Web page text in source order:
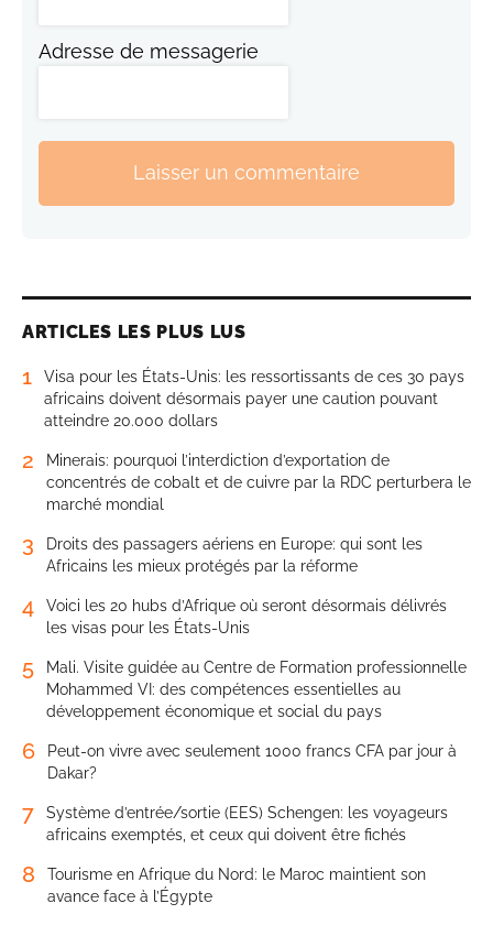
Adresse de messagerie
Laisser un commentaire
ARTICLES LES PLUS LUS
1
Visa pour les États-Unis: les ressortissants de ces 30 pays
africains doivent désormais payer une caution pouvant
atteindre 20.000 dollars
2
Minerais: pourquoi l’interdiction d’exportation de
concentrés de cobalt et de cuivre par la RDC perturbera le
marché mondial
3
Droits des passagers aériens en Europe: qui sont les
Africains les mieux protégés par la réforme
4
Voici les 20 hubs d’Afrique où seront désormais délivrés
les visas pour les États-Unis
5
Mali. Visite guidée au Centre de Formation professionnelle
Mohammed VI: des compétences essentielles au
développement économique et social du pays
6
Peut-on vivre avec seulement 1000 francs CFA par jour à
Dakar?
7
Système d’entrée/sortie (EES) Schengen: les voyageurs
africains exemptés, et ceux qui doivent être fichés
8
Tourisme en Afrique du Nord: le Maroc maintient son
avance face à l’Égypte